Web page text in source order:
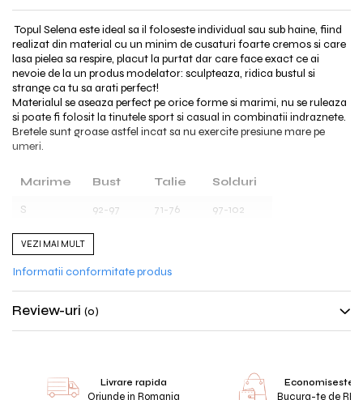
Topul Selena este ideal sa il foloseste individual sau sub haine, fiind
realizat din material cu un minim de cusaturi foarte cremos si care
lasa pielea sa respire, placut la purtat dar care face exact ce ai
nevoie de la un produs modelator: sculpteaza, ridica bustul si
strange ca tu sa arati perfect!
Materialul se aseaza perfect pe orice forme si marimi, nu se ruleaza
si poate fi folosit la tinutele sport si casual in combinatii indraznete.
Bretele sunt groase astfel incat sa nu exercite presiune mare pe
umeri.
Marime Bust Talie
Solduri
S
92-97 71-76
97-102
M
98-104
L
105-112 85-92
VEZI MAI MULT
Informatii conformitate produs
Review-uri (0)
Livrare rapida
Oriunde in Romania
Economiseste
Bucura-te de